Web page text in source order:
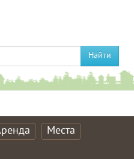
Найти
Места